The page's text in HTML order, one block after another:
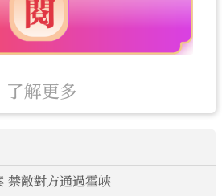
了解更多
禁敵對方通過霍峽